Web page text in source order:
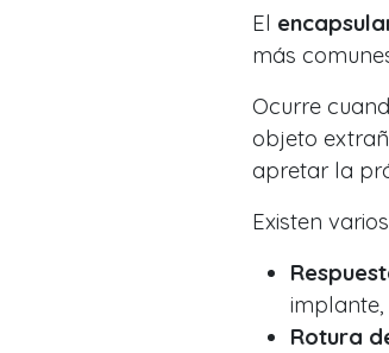
El
más
Ocurre
objeto
apretar la
Existen
implante,
Rotura